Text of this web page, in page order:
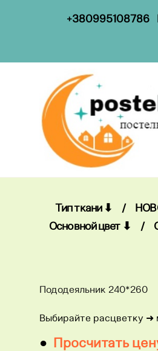
+380995108786
Тип ткани ⬇ /
Основной цвет ⬇
/
Пододеяльник 240*260
Выбирайте расцветку ​➜
● Просчитать